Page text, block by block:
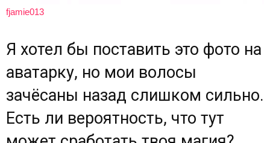
fjamie013
Я хотел бы поставить это фото на
аватарку, но мои волосы
зачёсаны назад слишком сильно.
Есть ли вероятность, что тут